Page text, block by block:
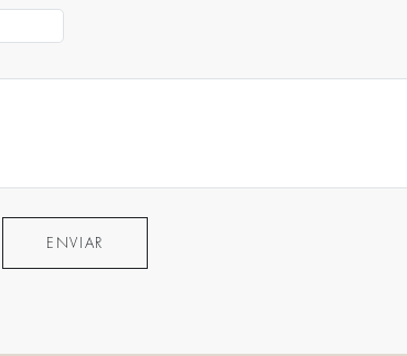
ENVIAR